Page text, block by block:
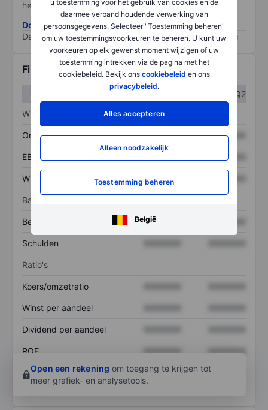
u toestemming voor het gebruik van cookies en de
daarmee verband houdende verwerking van
persoonsgegevens. Selecteer "Toestemming beheren"
om uw toestemmingsvoorkeuren te beheren. U kunt uw
voorkeuren op elk gewenst moment wijzigen of uw
toestemming intrekken via de pagina met het
cookiebeleid. Bekijk ons cookiebeleid en ons
privacybeleid.
Alles accepteren
Alleen noodzakelijk
Toestemming beheren
België
het grootste risico).
Download de ESG-risicomethodologie
Data provided by
/
Financiële gegevens
Q2
Winst/verlies
Omzet XXXXXXX XXXXXXX
EBITDA XXXXXXX
Winst XXXXXXX
Balans
Bezittingen XXXXXXX
Schulden
Ratio's
Koers/omzetratio
Winst per aandeel
Dividend per aandeel
ROE XXXXXXX
XXXXXXX
Open een rekening om toegang te krijgen tot
meer grafiek- en analysetools.